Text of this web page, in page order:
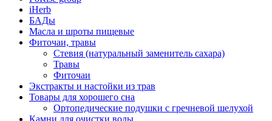
iHerb
БАДы
Масла и шроты пищевые
Фиточаи, травы
Стевия (натуральный заменитель сахара)
Травы
Фиточаи
Экстракты и настойки из трав
Товары для хорошего сна
Ортопедические подушки с гречневой шелухой
Камни для очистки воды